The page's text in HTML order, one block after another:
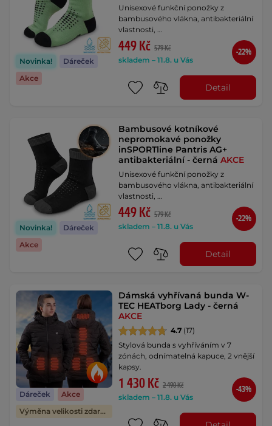
Novinka!
Dáreček
Akce
Unisexové funkční ponožky z
bambusového vlákna, antibakteriální
vlastnosti, …
449 Kč 579 Kč
skladem – 11.8. u Vás
-22%
Detail
Novinka!
Dáreček
Akce
Bambusové kotníkové
nepromokavé ponožky
inSPORTline Pantris AG+
antibakteriální - černáAKCE
Unisexové funkční ponožky z
bambusového vlákna, antibakteriální
vlastnosti, …
449 Kč 579 Kč
skladem – 11.8. u Vás
-22%
Detail
Dáreček
Akce
Výměna velikosti zdarma
Dámská vyhřívaná bunda W-
TEC HEATborg Lady - černá
AKCE
4.7 (17)
Stylová bunda s vyhříváním v 7
zónách, odnímatelná kapuce, 2 vnější
kapsy.
1 430 Kč 2 490 Kč
skladem – 11.8. u Vás
-43%